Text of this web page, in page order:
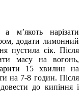
м’якоть нарізати
додати лимонний
пустила сік. Після
масу на вогонь,
15 хвилин на
на 7-8 годин. Після
до кипіння і